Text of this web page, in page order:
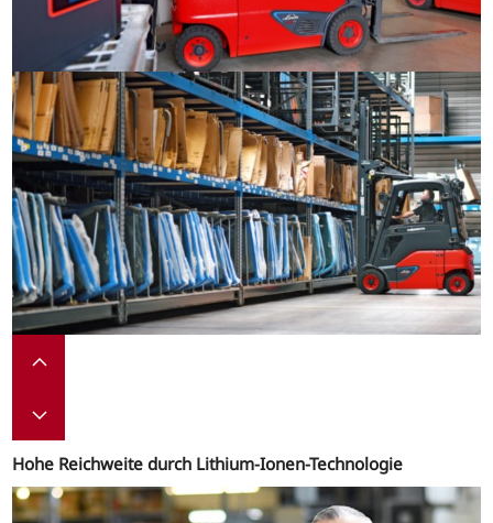
Hohe Reichweite durch Lithium-Ionen-Technologie